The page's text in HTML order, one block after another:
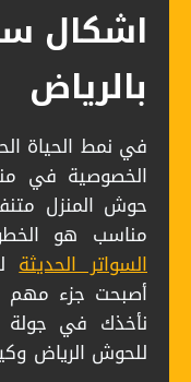
اشكال
بالرياض
في نمط الحياة
الخصوصية في
حوش المنزل
مناسب هو
السواتر الحديثة
أصبحت جزء
نأخذك في
للحوش الرياض